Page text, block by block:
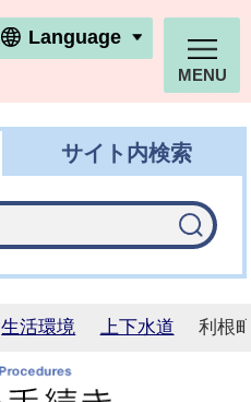
利根町ホームページ
Language
MENU
サイト内検索
生活環境 上下水道 利根